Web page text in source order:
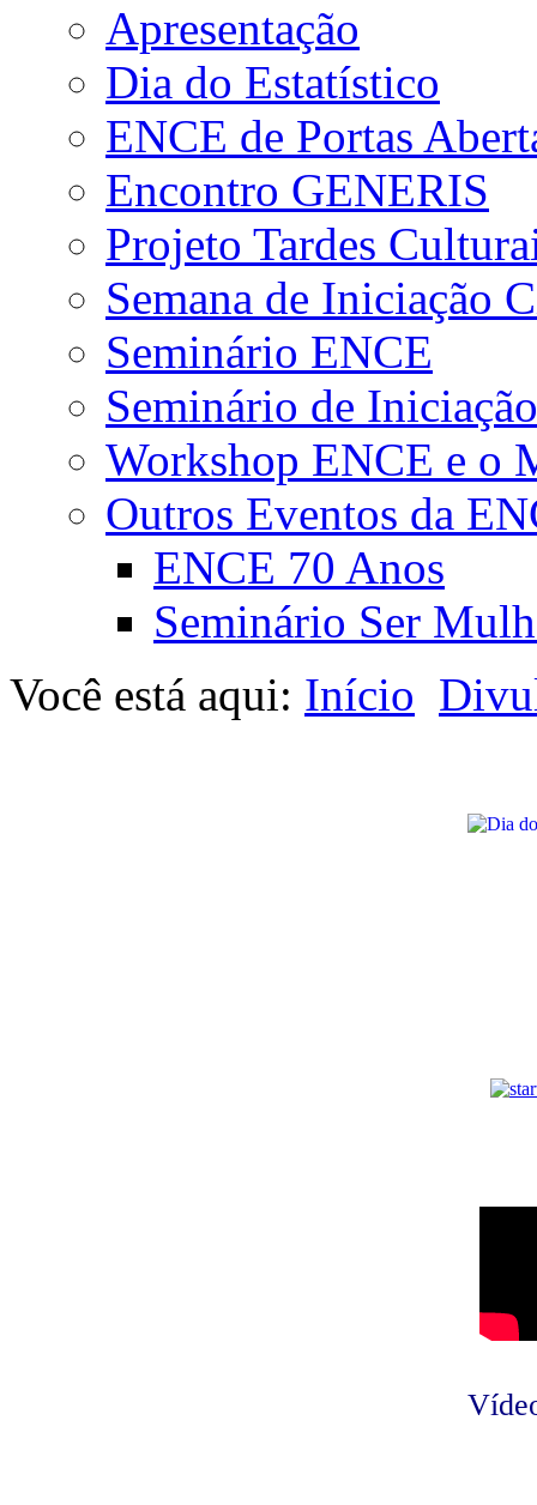
Apresentação
Dia do Estatístico
ENCE de Portas
Encontro GENERIS
Projeto Tardes
Semana de Iniciação
Seminário ENCE
Seminário de
Workshop ENCE e o
Outros Eventos da
ENCE 70 Anos
Seminário Ser
Você está aqui: Início